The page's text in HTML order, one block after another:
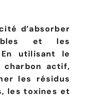
d’absorber
et les
utilisant le
charbon actif,
les résidus
les toxines et